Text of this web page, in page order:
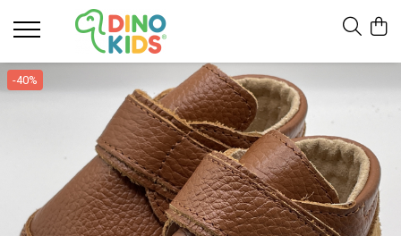
Suport clienti
Livrare internationala
Formular de retur
-40%